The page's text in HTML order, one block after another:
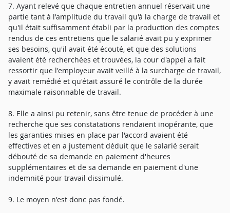
7. Ayant relevé que chaque entretien annuel réservait une
partie tant à l'amplitude du travail qu'à la charge de travail et
qu'il était suffisamment établi par la production des comptes
rendus de ces entretiens que le salarié avait pu y exprimer
ses besoins, qu'il avait été écouté, et que des solutions
avaient été recherchées et trouvées, la cour d'appel a fait
ressortir que l'employeur avait veillé à la surcharge de travail,
y avait remédié et qu'était assuré le contrôle de la durée
maximale raisonnable de travail.
8. Elle a ainsi pu retenir, sans être tenue de procéder à une
recherche que ses constatations rendaient inopérante, que
les garanties mises en place par l'accord avaient été
effectives et en a justement déduit que le salarié serait
débouté de sa demande en paiement d'heures
supplémentaires et de sa demande en paiement d'une
indemnité pour travail dissimulé.
9. Le moyen n'est donc pas fondé.